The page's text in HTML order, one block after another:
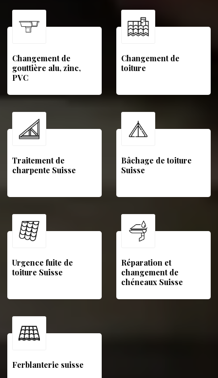
Changement de
gouttière alu, zinc,
PVC
Changement de
toiture
Traitement de
charpente Suisse
Bâchage de toiture
Suisse
Urgence fuite de
toiture Suisse
Réparation et
changement de
chéneaux Suisse
Ferblanterie suisse